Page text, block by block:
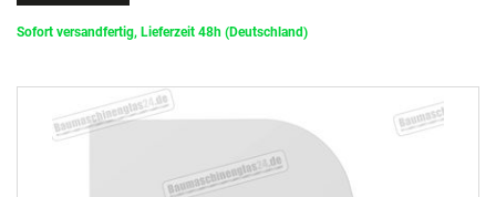
Sofort versandfertig, Lieferzeit 48h (Deutschland)